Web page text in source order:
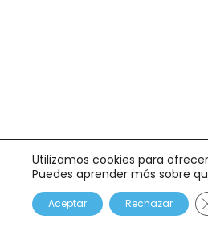
Utilizamos cookies para
Puedes aprender más sobre
Aceptar Rechazar